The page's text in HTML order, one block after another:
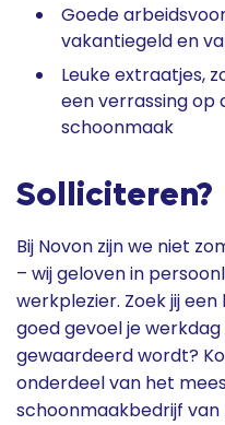
Goede
vakantiegeld en
Leuke extraatjes,
een verrassing op
schoonmaak
Solliciteren?
Bij Novon zijn we niet
– wij geloven in
werkplezier. Zoek jij
goed gevoel je
gewaardeerd wordt?
onderdeel van het
schoonmaakbedrijf van